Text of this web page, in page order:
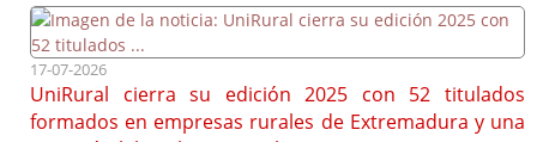
17-07-2026
UniRural cierra su edición 2025 con 52 titulados
formados en empresas rurales de Extremadura y una